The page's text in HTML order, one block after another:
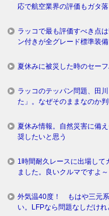
応で航空業界の評価もガタ
ラッコで最も評価すべき点
ン付きが全グレード標準装備
夏休みに被災した時のセー
ラッコのテッパン問題、田
た」。なぜそのままなのか判
夏休み情報。自然災害に備
奨したいと思う
1時間耐久レースに出場して
ました。良いクルマですよ～
外気温40度！ もはや三元
い。LFPなら問題なしだけれ